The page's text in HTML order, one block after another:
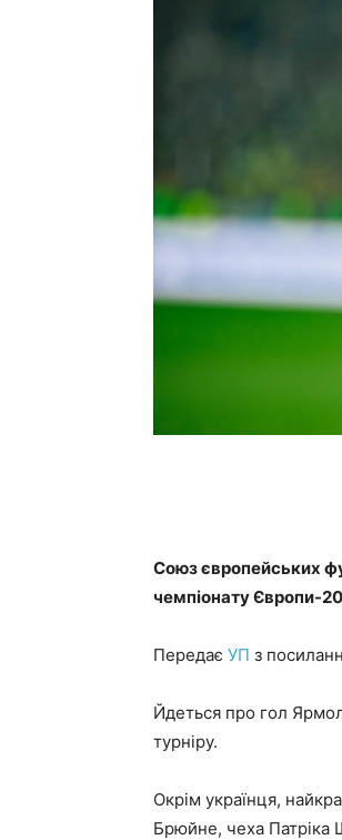
Союз європейських
чемпіонату Європи-
Передає УП з
Йдеться про гол
турніру.
Окрім українця,
Брюйне, чеха Патріка